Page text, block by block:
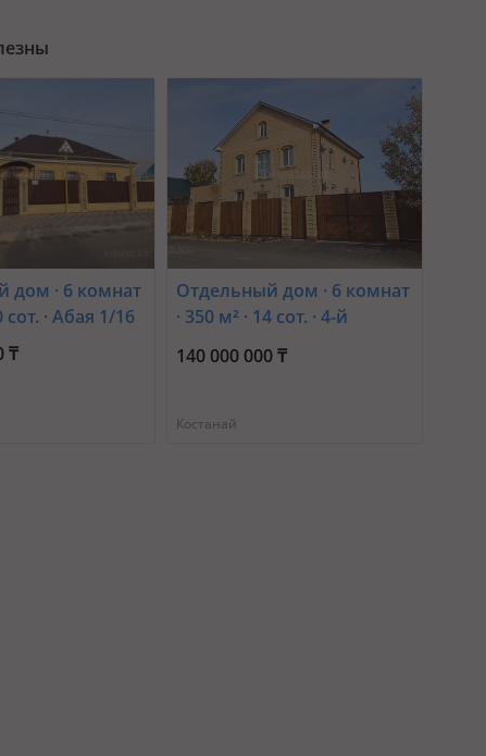
дом · 6 комнат
сот. · Абая 1/16
₸
Отдельный дом · 6 комнат
· 350 м² · 14 сот. · 4-й
микрорайон, Тепличная
140 000 000 ₸
Костанай